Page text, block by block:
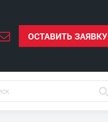
ОСТАВИТЬ ЗАЯВКУ